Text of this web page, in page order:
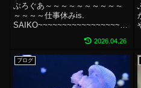
ぶろぐあ～～～～～～～～～～
～～～～仕事休みis.
SAIKO~~~~~~~~~~~~~~~~~~~
かみせちゃんさまは今日から４
連休です！はっぴー☆☆☆☆今
日はとにかく家...
2026.04.26
ブログ